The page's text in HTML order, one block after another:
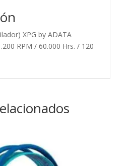
XPG by ADATA
RPM / 60.000 Hrs. / 120